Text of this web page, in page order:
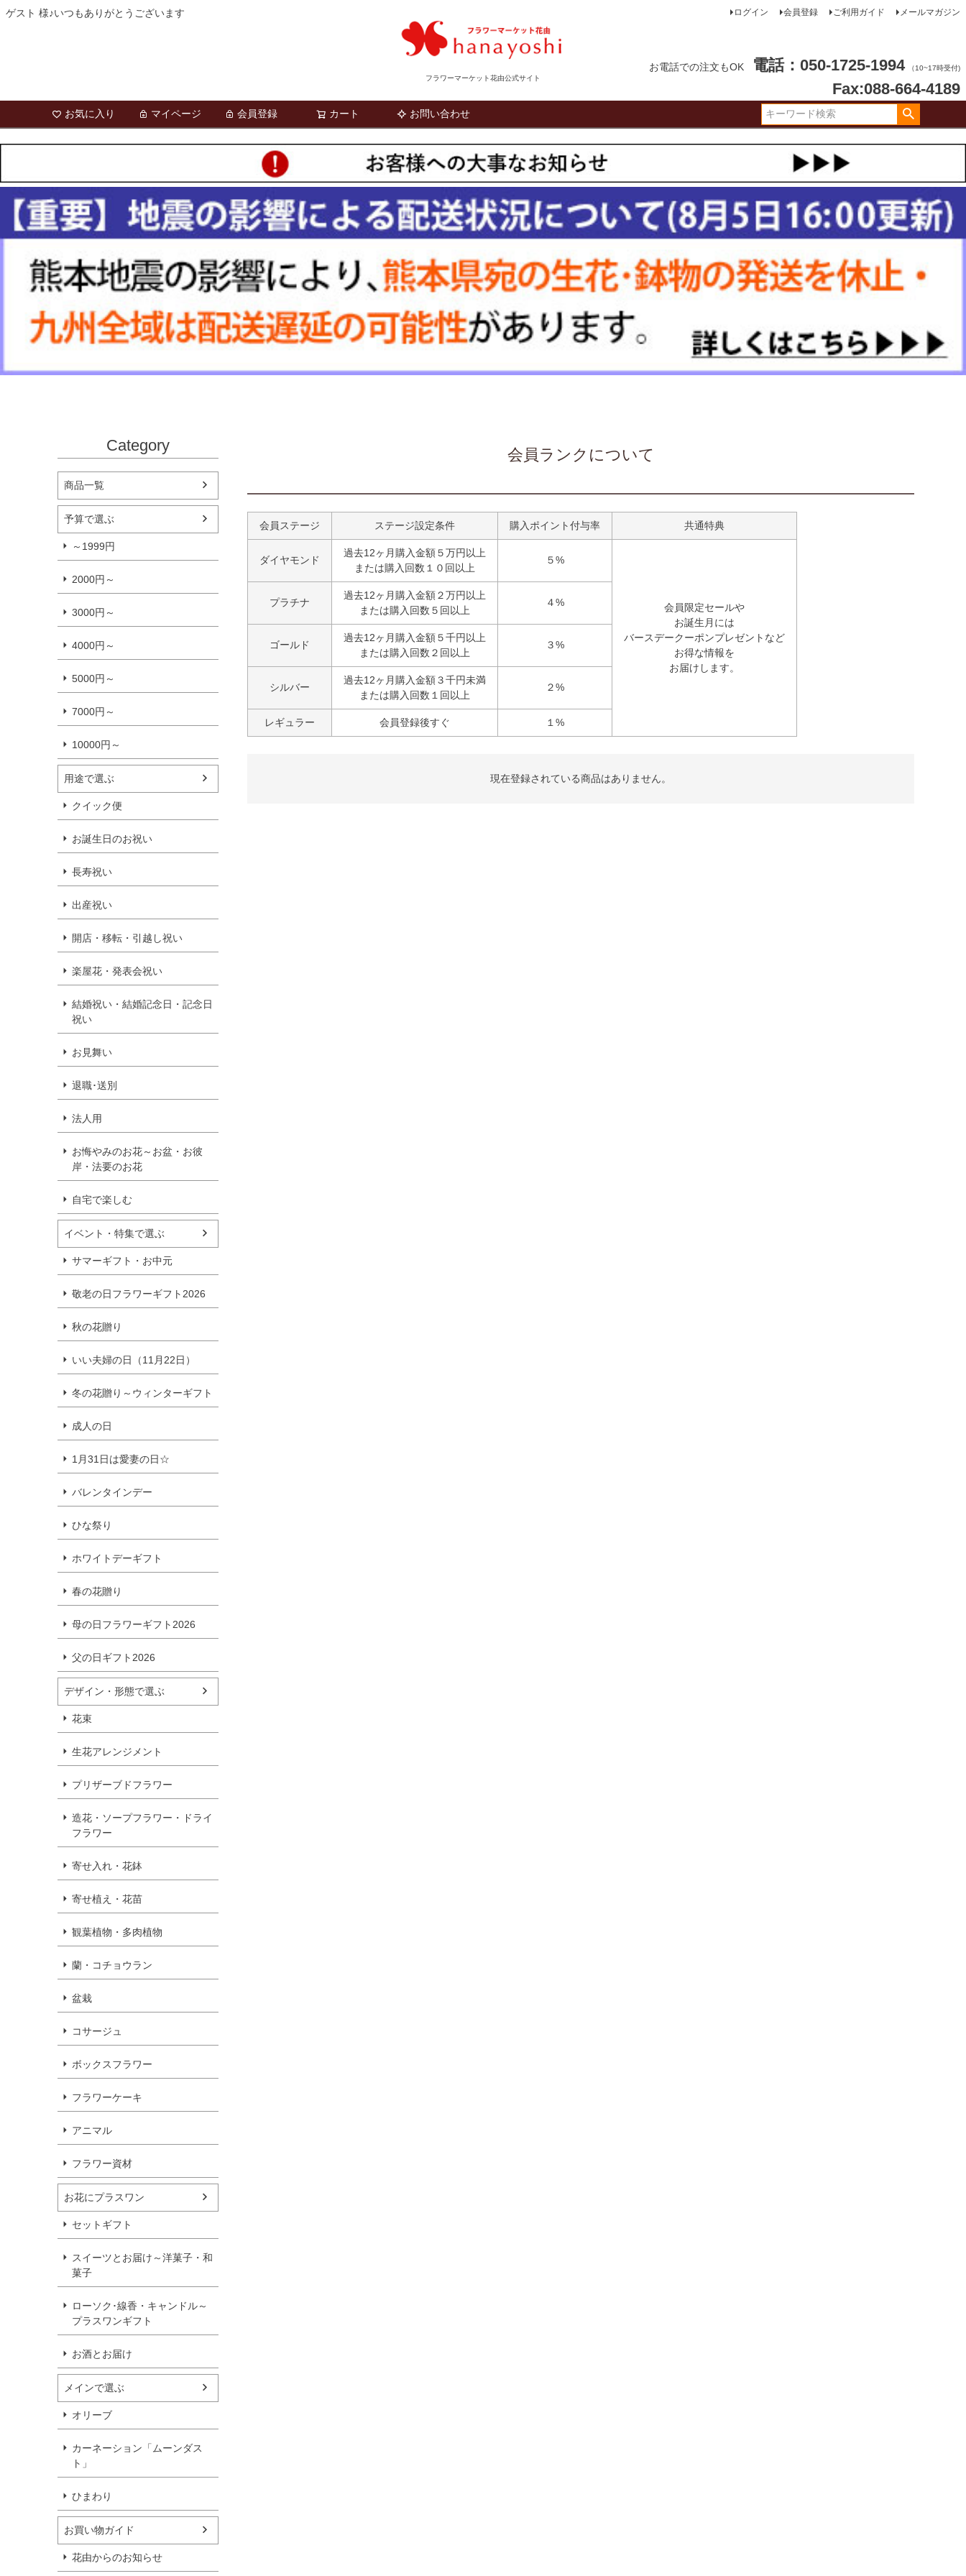
ゲスト 様♪いつもありがとうございます
フラワーマーケット花由公式サイト
ログイン 会員登録 ご利用ガイド メールマガジン
お電話での注文もOK 電話：050-1725-1994 （10~17時受付)
Fax:088-664-4189
お気に入り マイページ 会員登録 カート お問い合わせ
Category
商品一覧
予算で選ぶ
～1999円
2000円～
3000円～
4000円～
5000円～
7000円～
10000円～
用途で選ぶ
クイック便
お誕生日のお祝い
長寿祝い
出産祝い
開店・移転・引越し祝い
楽屋花・発表会祝い
結婚祝い・結婚記念日・記念日
祝い
お見舞い
退職･送別
法人用
お悔やみのお花～お盆・お彼
岸・法要のお花
自宅で楽しむ
イベント・特集で選ぶ
サマーギフト・お中元
敬老の日フラワーギフト2026
秋の花贈り
いい夫婦の日（11月22日）
冬の花贈り～ウィンターギフト
成人の日
1月31日は愛妻の日☆
バレンタインデー
ひな祭り
ホワイトデーギフト
春の花贈り
母の日フラワーギフト2026
父の日ギフト2026
デザイン・形態で選ぶ
花束
生花アレンジメント
プリザーブドフラワー
造花・ソープフラワー・ドライ
フラワー
寄せ入れ・花鉢
寄せ植え・花苗
観葉植物・多肉植物
蘭・コチョウラン
盆栽
コサージュ
ボックスフラワー
フラワーケーキ
アニマル
フラワー資材
お花にプラスワン
セットギフト
スイーツとお届け～洋菓子・和
菓子
ローソク･線香・キャンドル～
プラスワンギフト
お酒とお届け
メインで選ぶ
オリーブ
カーネーション「ムーンダス
ト」
ひまわり
お買い物ガイド
花由からのお知らせ
会員ランクについて
会員ステージ ステージ設定条件 購入ポイント付与率 共通特典
ダイヤモンド
過去12ヶ月購入金額５万円以上
または購入回数１０回以上
５%
会員限定セールや
お誕生月には
バースデークーポンプレゼントなど
お得な情報を
お届けします。
プラチナ
過去12ヶ月購入金額２万円以上
または購入回数５回以上
４%
ゴールド
過去12ヶ月購入金額５千円以上
または購入回数２回以上
３%
シルバー
過去12ヶ月購入金額３千円未満
または購入回数１回以上
２%
レギュラー 会員登録後すぐ １%
現在登録されている商品はありません。